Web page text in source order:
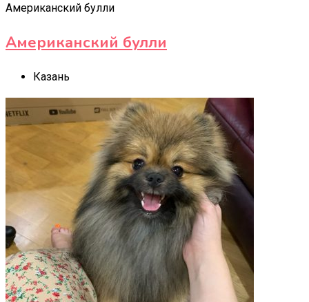
Американский булли
Американский булли
Казань